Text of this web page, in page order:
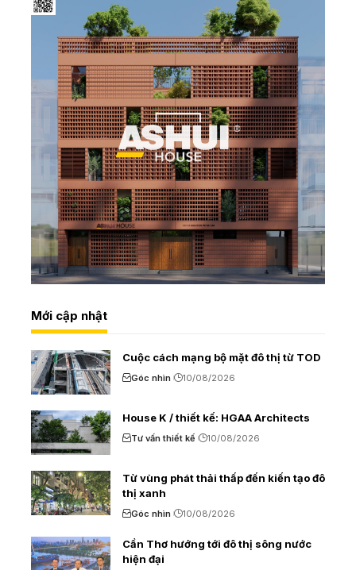
Mới cập nhật
Cuộc cách mạng bộ mặt đô thị từ TOD
Góc nhìn 10/08/2026
House K / thiết kế: HGAA Architects
Tư vấn thiết kế 10/08/2026
Từ vùng phát thải thấp đến kiến tạo đô
thị xanh
Góc nhìn 10/08/2026
Cần Thơ hướng tới đô thị sông nước
hiện đại